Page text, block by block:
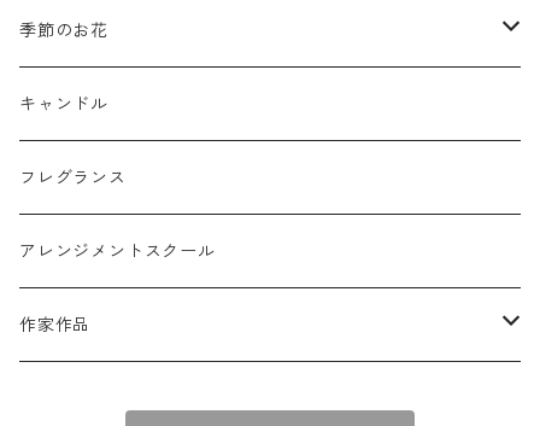
リングピロー
フラワーバスケット
壁掛けアレンジ
球体アレンジ
キャンドル
オブジェ
雑貨
動物
アクセサリー
semeno
買付品
季節のお花
ミモザ
スモークツリー
キャンドル
フレグランス
アレンジメントスクール
作家作品